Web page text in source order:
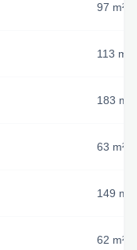
97 m²
113 m²
183 m²
63 m²
149 m²
62 m²